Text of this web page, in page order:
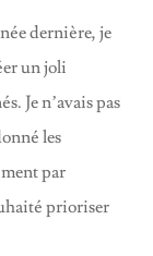
dernière, je
un joli
Je n’avais pas
les
par
prioriser